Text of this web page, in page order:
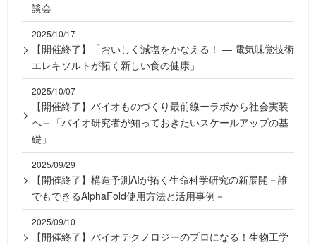
談会
2025/10/17
【開催終了】「おいしく減塩をかなえる！ ― 電気味覚技術
エレキソルトが拓く新しい食の健康」
2025/10/07
【開催終了】バイオものづくり最前線ーラボから社会実装
へ－「バイオ研究者が知っておきたいスケールアップの基
礎」
2025/09/29
【開催終了】構造予測AIが拓く生命科学研究の新展開－誰
でもできるAlphaFold使用方法と活用事例－
2025/09/10
【開催終了】バイオテクノロジーのプロになる！生物工学